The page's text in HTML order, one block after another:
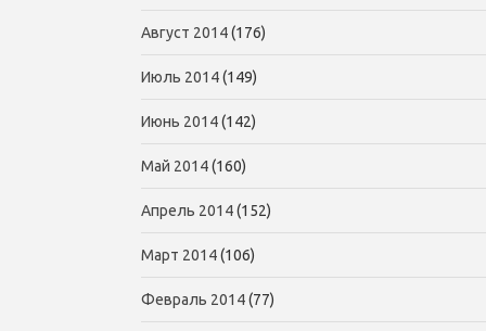
Август 2014(176)
Июль 2014(149)
Июнь 2014(142)
Май 2014(160)
Апрель 2014(152)
Март 2014(106)
Февраль 2014(77)